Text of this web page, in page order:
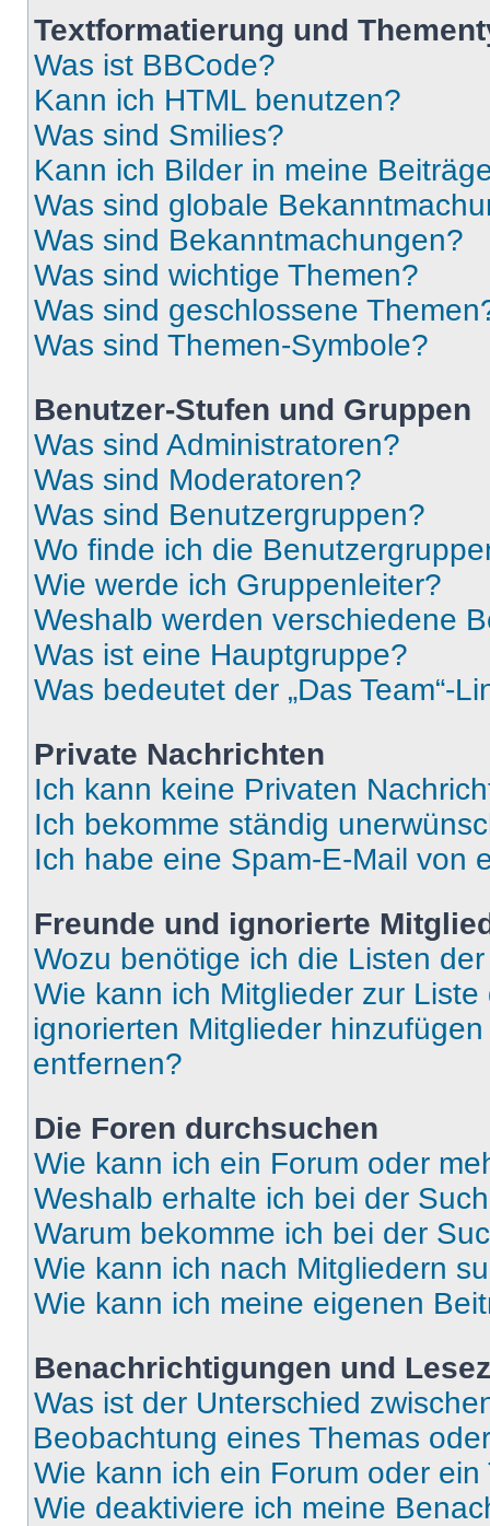
Textformatierung und
Was ist BBCode?
Kann ich HTML benutzen?
Was sind Smilies?
Kann ich Bilder in meine
Was sind globale
Was sind Bekanntmachungen?
Was sind wichtige Themen?
Was sind geschlossene
Was sind Themen-Symbole?
Benutzer-Stufen und Gruppen
Was sind Administratoren?
Was sind Moderatoren?
Was sind Benutzergruppen?
Wo finde ich die
Wie werde ich Gruppenleiter?
Weshalb werden verschiedene
Was ist eine Hauptgruppe?
Was bedeutet der „Das Team“-
Private Nachrichten
Ich kann keine Privaten
Ich bekomme ständig
Ich habe eine Spam-E-Mail von
Freunde und ignorierte
Wozu benötige ich die Listen
Wie kann ich Mitglieder zur
ignorierten Mitglieder
entfernen?
Die Foren durchsuchen
Wie kann ich ein Forum oder
Weshalb erhalte ich bei der
Warum bekomme ich bei der
Wie kann ich nach Mitgliedern
Wie kann ich meine eigenen
Benachrichtigungen und
Was ist der Unterschied
Beobachtung eines Themas
Wie kann ich ein Forum oder
Wie deaktiviere ich meine